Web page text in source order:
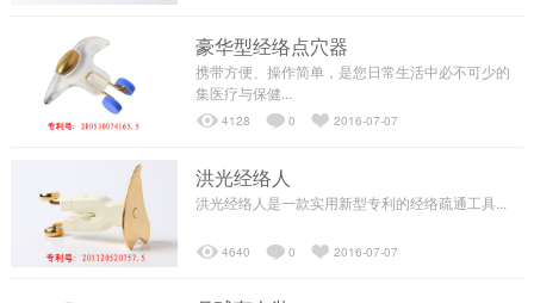
├─经络操视频
┗━专业教学视频
├─百岁探秘
├─经络讲座
豪华型经络点穴器
携带方便、操作简单，是您日常生活中必不可少的
集医疗与保健...
4128 0 2016-07-07
洪光经络人
洪光经络人是一款实用新型专利的经络疏通工具...
4640 0 2016-07-07